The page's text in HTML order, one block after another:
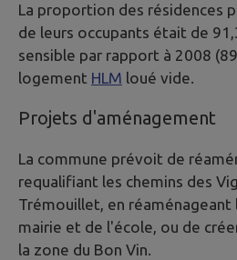
La proportion des résidences
de leurs occupants était de
sensible par rapport à 2008
logement HLM loué vide.
Projets d'aménagement
La commune prévoit de
requalifiant les chemins des
Trémouillet, en réaménageant
mairie et de l'école, ou de
la zone du Bon Vin.